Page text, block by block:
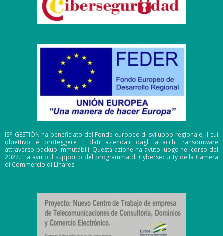
ISP GESTIÓN ha beneficiato del Fondo europeo di sviluppo regionale, il cui
obiettivo è proteggere i dati aziendali dagli attacchi ransomware
attraverso backup immutabili. Questa azione ha avuto luogo nel corso del
2022. Ha avuto il supporto del programma di Cybersecurity della Camera
di Commercio di Linares.